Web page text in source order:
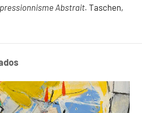
Abstrait. Taschen,